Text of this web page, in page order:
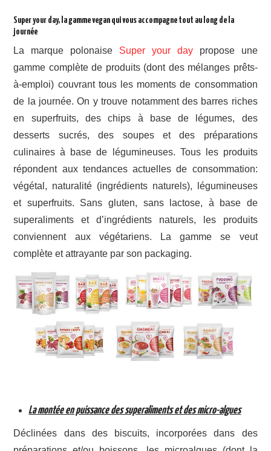
Super your day, la gamme vegan qui vous accompagne tout au long de la
journée
La marque polonaise Super your daypropose une
gamme complète de produits (dont des mélanges prêts-
à-emploi) couvrant tous les moments de consommation
de la journée. On y trouve notamment des barres riches
en superfruits, des chips à base de légumes, des
desserts sucrés, des soupes et des préparations
culinaires à base de légumineuses. Tous les produits
répondent aux tendances actuelles de consommation:
végétal, naturalité (ingrédients naturels), légumineuses
et superfruits. Sans gluten, sans lactose, à base de
superaliments et d’ingrédients naturels, les produits
conviennent aux végétariens. La gamme se veut
complète et attrayante par son packaging.
La montée en puissance des superaliments et des micro-algues
Déclinées dans des biscuits, incorporées dans des